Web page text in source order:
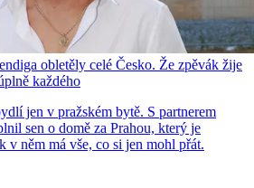
obletěly celé Česko. Že zpěvák žije
každého
jen v pražském bytě. S partnerem
sen o domě za Prahou, který je
v něm má vše, co si jen mohl přát.